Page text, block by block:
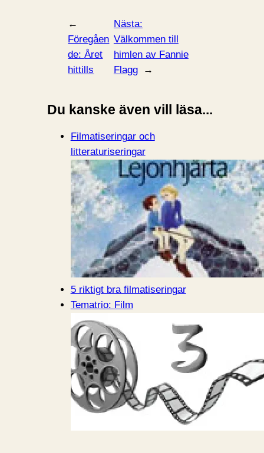
←
Föregåen
de:Året
hittills
Nästa:
Välkommen till
himlen av Fannie
Flagg
→
Du kanske även vill läsa...
Filmatiseringar och
litteraturiseringar
5 riktigt bra filmatiseringar
Tematrio: Film